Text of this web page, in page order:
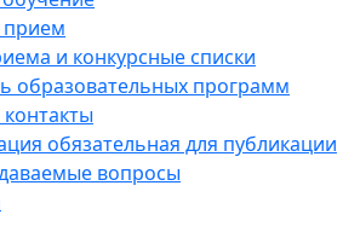
и конкурсные списки
образовательных программ
обязательная для публикации
вопросы